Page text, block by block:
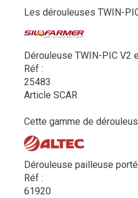
Les dérouleuses TWIN-
Dérouleuse TWIN-PIC V2
Réf :
25483
Article SCAR
Cette gamme de
Dérouleuse pailleuse
Réf :
61920